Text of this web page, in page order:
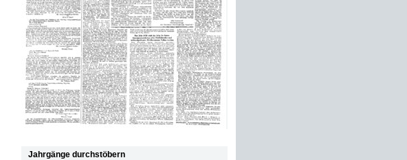
Jahrgänge durchstöbern